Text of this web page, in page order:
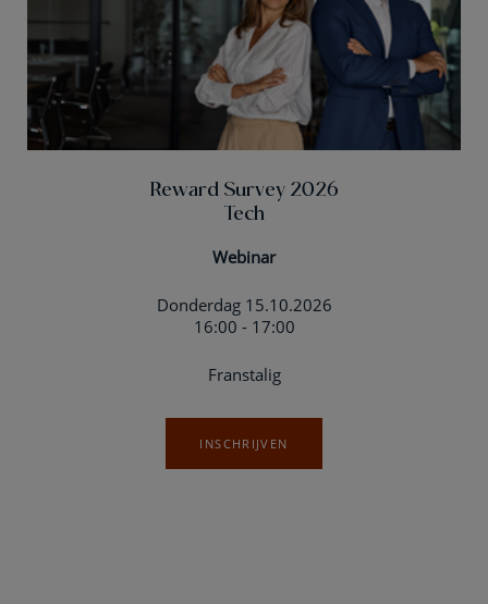
Reward Survey 2026
Tech
Webinar
Donderdag 15.10.2026
16:00 - 17:00
Franstalig
INSCHRIJVEN